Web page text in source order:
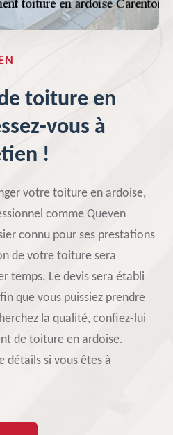
toiture en
vous à
!
votre toiture en ardoise,
comme Queven
connu pour ses prestations
de votre toiture sera
temps. Le devis sera établi
que vous puissiez prendre
la qualité, confiez-lui
de toiture en ardoise.
détails si vous êtes à